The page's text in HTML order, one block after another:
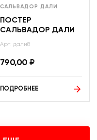
САЛЬВАДОР ДАЛИ
ПОСТЕР
САЛЬВАДОР ДАЛИ
Арт: дали8
790,00 ₽
ПОДРОБНЕЕ